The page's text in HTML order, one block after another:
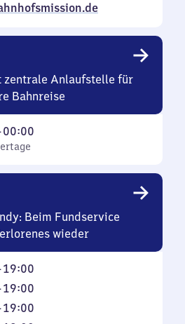
zentrale Anlaufstelle für
Bahnreise
00:00
Beim Fundservice
wieder
19:00
19:00
19:00